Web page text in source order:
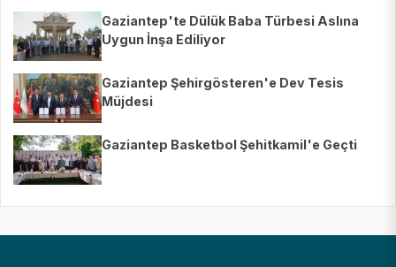
Gaziantep'te Dülük Baba Türbesi Aslına
Uygun İnşa Ediliyor
Gaziantep Şehirgösteren'e Dev Tesis
Müjdesi
Gaziantep Basketbol Şehitkamil'e Geçti